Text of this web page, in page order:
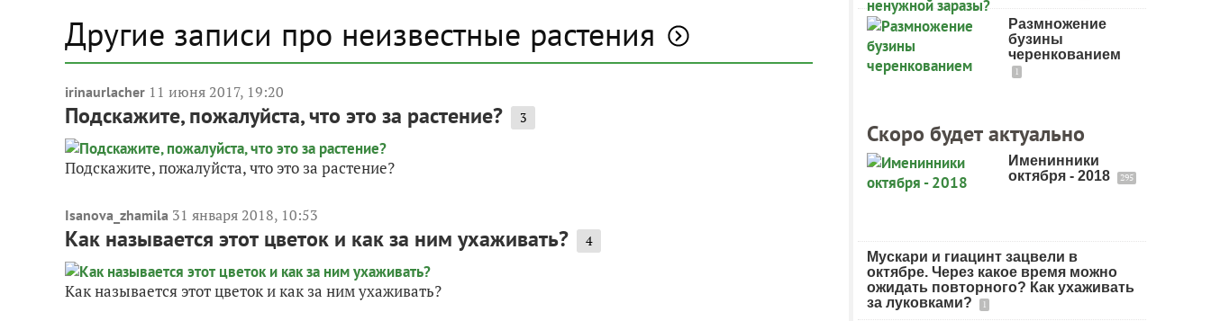
Другие записи про неизвестные растения
irinaurlacher 11 июня 2017, 19:20
Подскажите, пожалуйста, что это за растение? 3
Подскажите, пожалуйста, что это за растение?
Isanova_zhamila 31 января 2018, 10:53
Как называется этот цветок и как за ним ухаживать? 4
Как называется этот цветок и как за ним ухаживать?
Размножение
бузины
черенкованием
1
Скоро будет актуально
Именинники
октября - 2018
295
Мускари и гиацинт зацвели в
октябре. Через какое время можно
ожидать повторного? Как ухаживать
за луковками?
1